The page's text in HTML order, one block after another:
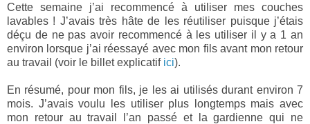
Cette semaine j’ai recommencé à utiliser mes couches
lavables ! J’avais très hâte de les réutiliser puisque j’étais
déçu de ne pas avoir recommencé à les utiliser il y a 1 an
environ lorsque j’ai réessayé avec mon fils avant mon retour
au travail (voir le billet explicatif ici).
En résumé, pour mon fils, je les ai utilisés durant environ 7
mois. J’avais voulu les utiliser plus longtemps mais avec
mon retour au travail l’an passé et la gardienne qui ne